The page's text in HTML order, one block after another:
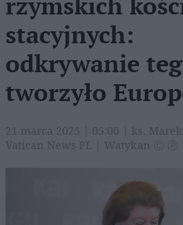
rzymskich
stacyjnych:
odkrywanie
tworzyło
21 marca 2025 | 05:00 | ks.
Vatican News PL | Watykan Ⓒ Ⓟ